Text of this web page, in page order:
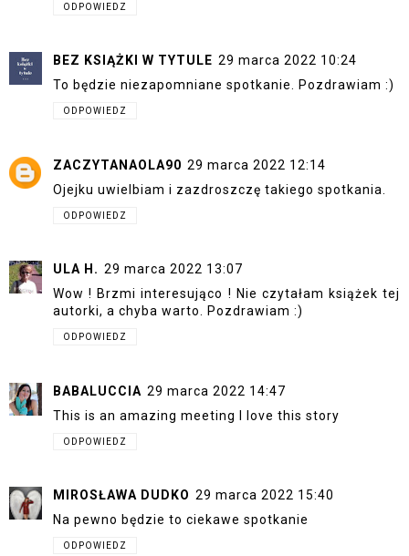
ODPOWIEDZ
BEZ KSIĄŻKI W TYTULE 29 marca 2022 10:24
To będzie niezapomniane spotkanie. Pozdrawiam :)
ODPOWIEDZ
ZACZYTANAOLA90 29 marca 2022 12:14
Ojejku uwielbiam i zazdroszczę takiego spotkania.
ODPOWIEDZ
ULA H. 29 marca 2022 13:07
Wow ! Brzmi interesująco ! Nie czytałam książek tej
autorki, a chyba warto. Pozdrawiam :)
ODPOWIEDZ
BABALUCCIA 29 marca 2022 14:47
This is an amazing meeting I love this story
ODPOWIEDZ
MIROSŁAWA DUDKO 29 marca 2022 15:40
Na pewno będzie to ciekawe spotkanie
ODPOWIEDZ